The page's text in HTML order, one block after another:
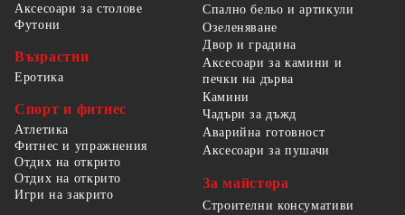
Аксесоари за столове
Футони
Възрастни
Еротика
Спорт и фитнес
Атлетика
Фитнес и упражнения
Отдих на открито
Отдих на открито
Игри на закрито
Спално бельо и артикули
Озеленяване
Двор и градина
Аксесоари за камини и
печки на дърва
Камини
Чадъри за дъжд
Аварийна готовност
Аксесоари за пушачи
За майстора
Строителни консумативи